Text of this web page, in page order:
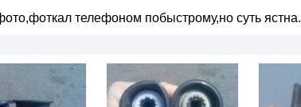
телефоном побыстрому,но суть ястна.